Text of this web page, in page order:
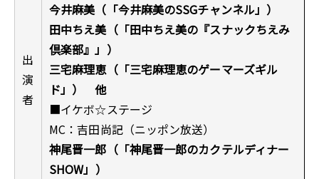
出
演
者
今井麻美（「今井麻美のSSGチャンネル」）
田中ちえ美（「田中ちえ美の『スナックちえみ
倶楽部』」）
三宅麻理恵（「三宅麻理恵のゲーマーズギル
ド」） 他
■イケボ☆ステージ
MC：吉田尚記（ニッポン放送）
神尾晋一郎（「神尾晋一郎のカクテルディナー
SHOW」）